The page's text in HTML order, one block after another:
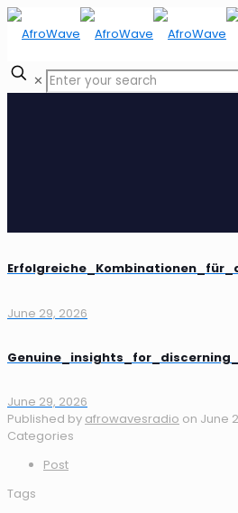
✕
June 29, 2026
June 29, 2026
Published by afrowavesradio on June
Categories
Post
Tags